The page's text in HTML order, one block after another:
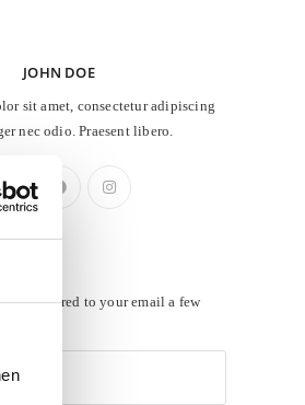
JOHN DOE
sit amet, consectetur adipiscing
nec odio. Praesent libero.
delivered to your email a few